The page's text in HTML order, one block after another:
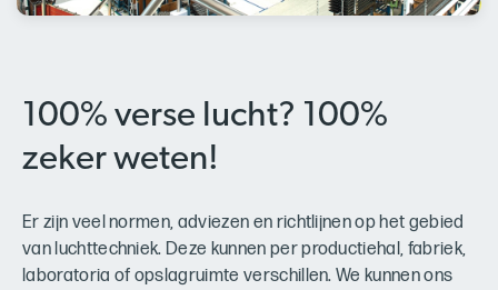
100% verse lucht? 100%
zeker weten!
Er zijn veel normen, adviezen en richtlijnen op het gebied
van luchttechniek. Deze kunnen per productiehal, fabriek,
laboratoria of opslagruimte verschillen. We kunnen ons